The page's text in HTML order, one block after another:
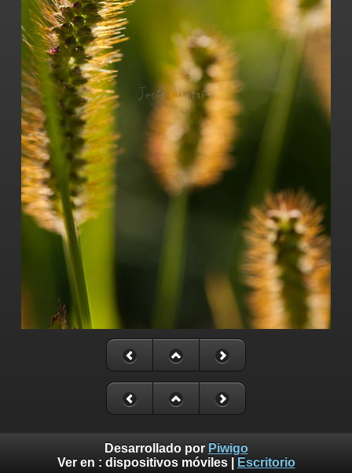
Desarrollado por Piwigo
Ver en : dispositivos móviles| Escritorio